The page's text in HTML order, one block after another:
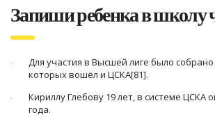
Запиши ребенка в школу
Для участия в Высшей лиге было собрано
которых вошёл и ЦСКА[81].
Кириллу Глебову 19 лет, в системе ЦСКА
года.